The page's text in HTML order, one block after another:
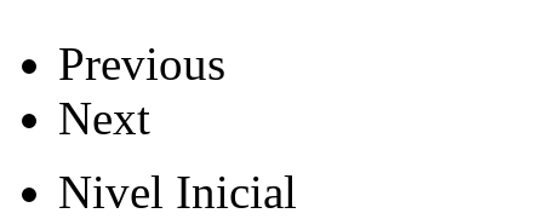
Previous
Next
Nivel Inicial